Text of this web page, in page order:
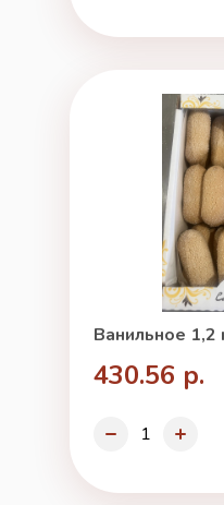
Ванильное 1,2
430.56 р.